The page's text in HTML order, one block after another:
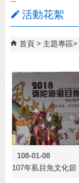
活動花絮
首頁 主題專區
108-01-08
107年虱目魚文化節